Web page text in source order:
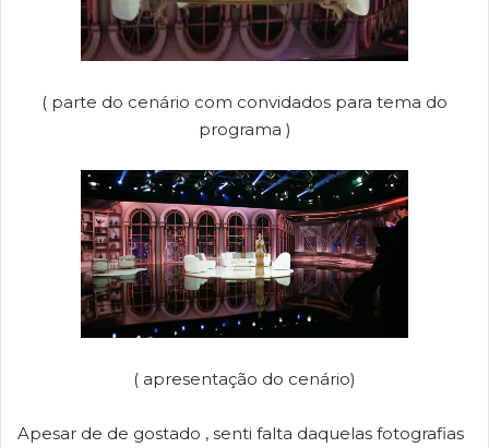
( parte do cenário com convidados para tema do
programa )
( apresentação do cenário)
Apesar de de gostado , senti falta daquelas fotografias